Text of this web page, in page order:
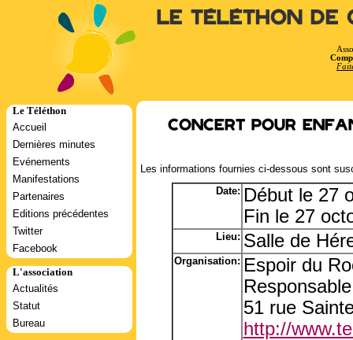
Le Téléthon de
Le Téléthon
Accueil
Dernières minutes
Evénements
Manifestations
Partenaires
Editions précédentes
Twitter
Facebook
L'association
Actualités
Statut
Bureau
Concert pour
Les informations fournies ci-dessous sont
Date: Début le 27
Fin le 27
Lieu: Salle de
Organisation: Espoir du
51 rue
http://